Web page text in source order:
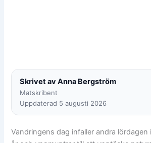
Skrivet av Anna Bergström
Matskribent
Uppdaterad 5 augusti 2026
Vandringens dag infaller andra lördagen